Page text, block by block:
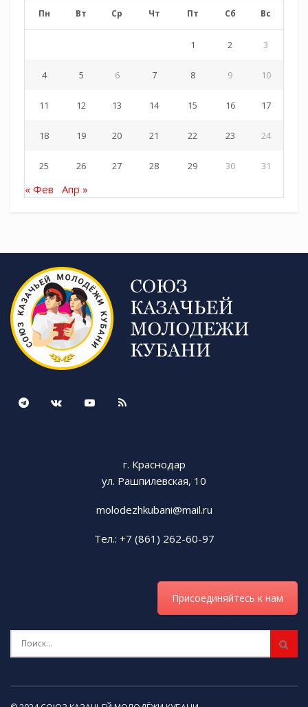
Пн Вт Ср Чт Пт Сб Вс
1 2 3
4 5 6 7 8 9 10
11 12 13 14 15 16 17
18 19 20 21 22 23 24
25 26 27 28 29 30 31
« Фев Апр »
г. Краснодар
ул. Рашпилевская, 10
molodezhkubani@mail.ru
Тел.: +7 (861) 262-60-97
Присоединяйтесь к нам